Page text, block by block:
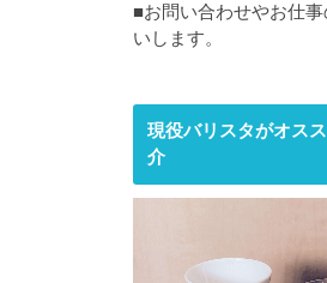
■お問い合わせやお仕
いします。
現役バリスタがオス
介